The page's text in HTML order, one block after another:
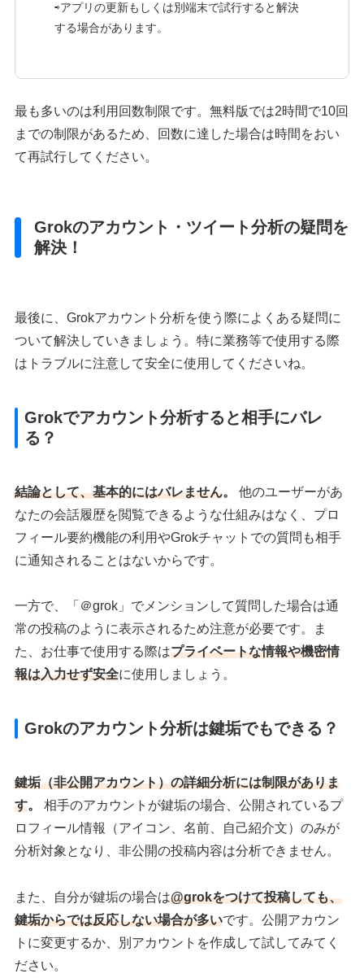
⇨アプリの更新もしくは別端末で試行すると解決
する場合があります。
最も多いのは利用回数制限です。無料版では2時間で10回
までの制限があるため、回数に達した場合は時間をおい
て再試行してください。
Grokのアカウント・ツイート分析の疑問を
解決！
最後に、Grokアカウント分析を使う際によくある疑問に
ついて解決していきましょう。特に業務等で使用する際
はトラブルに注意して安全に使用してくださいね。
Grokでアカウント分析すると相手にバレ
る？
結論として、基本的にはバレません。
他のユーザーがあ
なたの会話履歴を閲覧できるような仕組みはなく、プロ
フィール要約機能の利用やGrokチャットでの質問も相手
に通知されることはないからです。
一方で、「＠grok」でメンションして質問した場合は通
常の投稿のように表示されるため注意が必要です。ま
た、お仕事で使用する際はプライベートな情報や機密情
報は入力せず安全に使用しましょう。
Grokのアカウント分析は鍵垢でもできる？
鍵垢（非公開アカウント）の詳細分析には制限がありま
す。
相手のアカウントが鍵垢の場合、公開されているプ
ロフィール情報（アイコン、名前、自己紹介文）のみが
分析対象となり、非公開の投稿内容は分析できません。
また、自分が鍵垢の場合は@grokをつけて投稿しても、
鍵垢からでは反応しない場合が多いです。公開アカウン
トに変更するか、別アカウントを作成して試してみてく
ださい。